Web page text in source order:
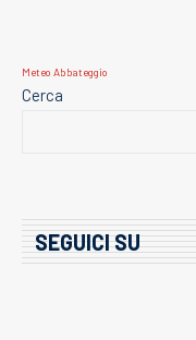
Meteo Abbateggio
Cerca
SEGUICI SU